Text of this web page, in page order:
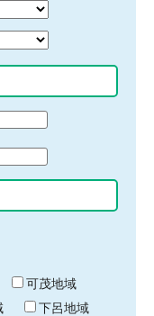
可茂地域
下呂地域